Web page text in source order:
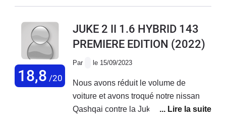
problèmes le compteur electronique
stop start rdv avec le garage la
semaine prochaine, au niveau comfort
18,8 /20
JUKE 2 II 1.6 HYBRID 143
PREMIERE EDITION (2022)
Par le 15/09/2023
Nous avons réduit le volume de
voiture et avons troqué notre nissan
Qashqai contre la Juke. Quelques